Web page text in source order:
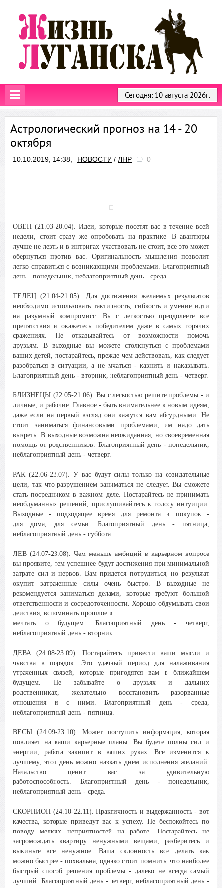
Сегодня: 10 августа 2026г.
Астрологический прогноз на 14 - 20
октября
10.10.2019, 14:38, НОВОСТИ / ЛНР 0
ОВЕН (21.03-20.04). Идеи, которые посетят вас в течение всей
недели, стоит сразу же опробовать на практике. В авантюры
лучше не лезть и в интригах участвовать не стоит, все это может
обернуться против вас. Оригинальность мышления позволит
легко справиться с возникающими проблемами. Благоприятный
день - понедельник, неблагоприятный день - среда.
ТЕЛЕЦ (21.04-21.05). Для достижения желаемых результатов
необходимо использовать тактичность, гибкость и умение идти
на разумный компромисс. Вы с легкостью преодолеете все
препятствия и окажетесь победителем даже в самых горячих
сражениях. Не отказывайтесь от возможности помочь
друзьям. В выходные вы можете столкнуться с проблемами
ваших детей, постарайтесь, прежде чем действовать, как следует
разобраться в ситуации, а не мчаться - казнить и наказывать.
Благоприятный день - вторник, неблагоприятный день - четверг.
БЛИЗНЕЦЫ (22.05-21.06). Вы с легкостью решите проблемы - и
личные, и рабочие. Главное - быть внимательнее к новым идеям,
даже если на первый взгляд они кажутся вам абсурдными. Не
стоит заниматься финансовыми проблемами, им надо дать
вызреть. В выходные возможна неожиданная, но своевременная
помощь от родственников. Благоприятный день - понедельник,
неблагоприятный день - четверг.
РАК (22.06-23.07). У вас будут силы только на созидательные
цели, так что разрушением заниматься не следует. Вы сможете
стать посредником в важном деле. Постарайтесь не принимать
необдуманных решений, прислушивайтесь к голосу интуиции.
Выходные - подходящее время для ремонта и покупок -
для дома, для семьи. Благоприятный день - пятница,
неблагоприятный день - суббота.
ЛЕВ (24.07-23.08). Чем меньше амбиций в карьерном вопросе
вы проявите, тем успешнее будут достижения при минимальной
затрате сил и нервов. Вам придется потрудиться, но результат
окупит затраченные силы очень быстро. В выходные не
рекомендуется заниматься делами, которые требуют большой
ответственности и сосредоточенности. Хорошо обдумывать свои
действия, вспоминать прошлое и
мечтать о будущем. Благоприятный день - четверг,
неблагоприятный день - вторник.
ДЕВА (24.08-23.09). Постарайтесь привести ваши мысли и
чувства в порядок. Это удачный период для налаживания
утраченных связей, которые пригодятся вам в ближайшем
будущем. Не забывайте о друзьях и дальних
родственниках, желательно восстановить разорванные
отношения и с ними. Благоприятный день - среда,
неблагоприятный день - пятница.
ВЕСЫ (24.09-23.10). Может поступить информация, которая
повлияет на ваши карьерные планы. Вы будете полны сил и
энергии, работа закипит в ваших руках. Все изменится к
лучшему, этот день можно назвать днем исполнения желаний.
Начальство ценит вас за удивительную
работоспособность. Благоприятный день - понедельник,
неблагоприятный день - среда.
СКОРПИОН (24.10-22.11). Практичность и выдержанность - вот
качества, которые приведут вас к успеху. Не беспокойтесь по
поводу мелких неприятностей на работе. Постарайтесь не
загромождать квартиру ненужными вещами, разберитесь и
выкиньте все ненужное. Ваша склонность все делать как
можно быстрее - похвальна, однако стоит помнить, что наиболее
быстрый способ решения проблемы - далеко не всегда самый
лучший. Благоприятный день - четверг, неблагоприятный день -